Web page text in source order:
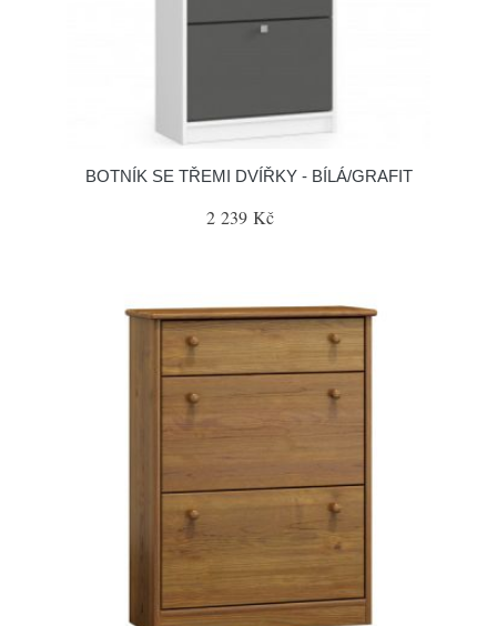
BOTNÍK SE TŘEMI DVÍŘKY - BÍLÁ/GRAFIT
2 239 Kč